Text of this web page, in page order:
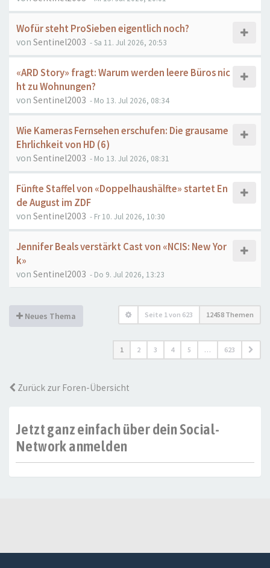
Wofür steht ProSieben eigentlich noch?
von Sentinel2003 - Sa 11. Jul 2026, 20:53
«ARD Story» fragt: Warum werden leere Büros nic
ht zu Wohnungen?
von Sentinel2003 - Mo 13. Jul 2026, 08:34
Wie Kameras Fernsehen erschufen: Die grausame
Ehrlichkeit von HD (6)
von Sentinel2003 - Mo 13. Jul 2026, 08:31
Fünfte Staffel von «Doppelhaushälfte» startet En
de August im ZDF
von Sentinel2003 - Fr 10. Jul 2026, 10:30
Jennifer Beals verstärkt Cast von «NCIS: New Yor
k»
von Sentinel2003 - Do 9. Jul 2026, 13:23
Neues Thema Seite 1von 623 12458 Themen
1 2 3 4 5 … 623
Zurück zur Foren-Übersicht
Jetzt ganz einfach über dein Social-
Network anmelden